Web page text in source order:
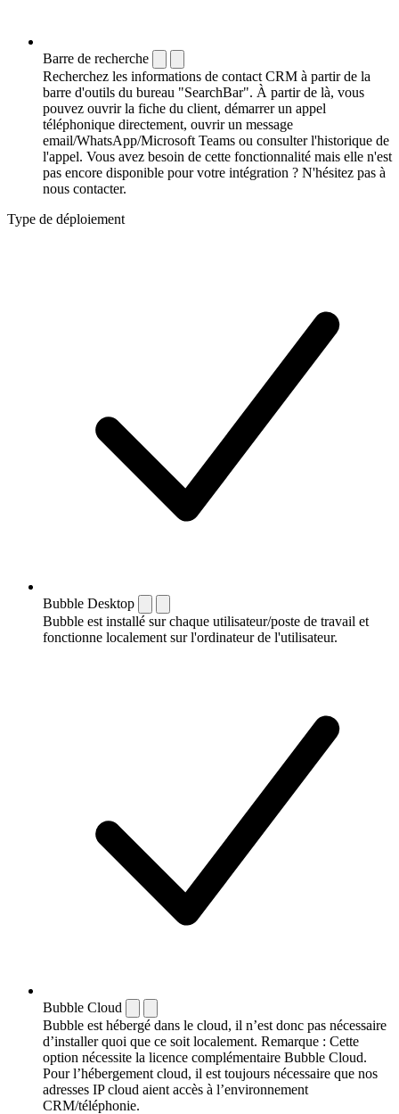
Barre de recherche
Recherchez les informations de contact CRM à partir de la
barre d'outils du bureau "SearchBar". À partir de là, vous
pouvez ouvrir la fiche du client, démarrer un appel
téléphonique directement, ouvrir un message
email/WhatsApp/Microsoft Teams ou consulter l'historique de
l'appel. Vous avez besoin de cette fonctionnalité mais elle n'est
pas encore disponible pour votre intégration ? N'hésitez pas à
nous contacter.
Type de déploiement
Bubble Desktop
Bubble est installé sur chaque utilisateur/poste de travail et
fonctionne localement sur l'ordinateur de l'utilisateur.
Bubble Cloud
Bubble est hébergé dans le cloud, il n’est donc pas nécessaire
d’installer quoi que ce soit localement. Remarque : Cette
option nécessite la licence complémentaire Bubble Cloud.
Pour l’hébergement cloud, il est toujours nécessaire que nos
adresses IP cloud aient accès à l’environnement
CRM/téléphonie.